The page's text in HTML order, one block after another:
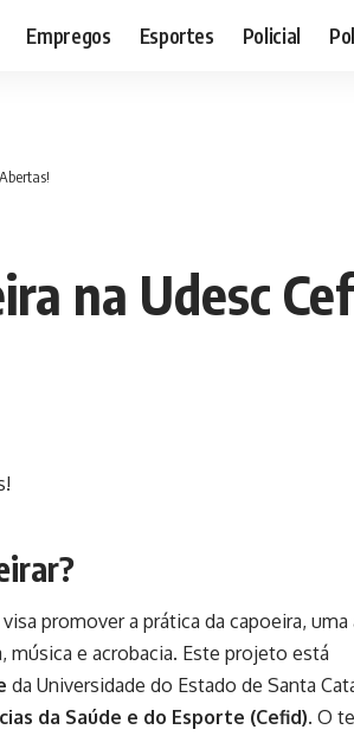
Empregos Esportes Policial
na Udesc
promover a prática da capoeira, uma
música e acrobacia. Este projeto está
da Universidade do Estado de Santa
da Saúde e do Esporte (Cefid). O